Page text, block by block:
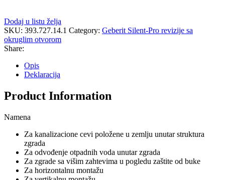
Dodaj u listu želja
SKU: 393.727.14.1 Category: Geberit Silent-Pro revizije sa
okruglim otvorom
Share:
Opis
Deklaracija
Product Information
Namena
Za kanalizacione cevi položene u zemlju unutar struktura
zgrada
Za odvođenje otpadnih voda unutar zgrada
Za zgrade sa višim zahtevima u pogledu zaštite od buke
Za horizontalnu montažu